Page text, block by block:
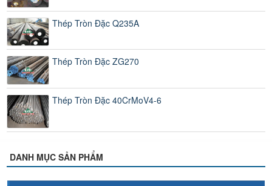
Thép Tròn Đặc Q235A
Thép Tròn Đặc ZG270
Thép Tròn Đặc 40CrMoV4-6
DANH MỤC SẢN PHẨM